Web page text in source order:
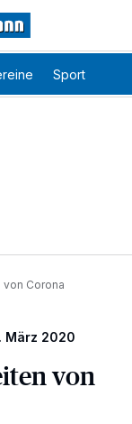
Sport
Corona
März 2020
von
eindeutige